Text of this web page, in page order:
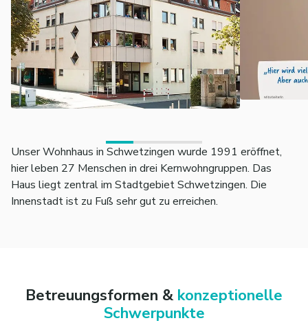
Unser Wohnhaus in Schwetzingen wurde 1991 eröffnet,
hier leben 27 Menschen in drei Kernwohngruppen. Das
Haus liegt zentral im Stadtgebiet Schwetzingen. Die
Innenstadt ist zu Fuß sehr gut zu erreichen.
Betreuungsformen & konzeptionelle
Schwerpunkte